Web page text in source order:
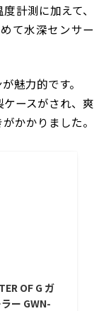
計測に加えて、
て水深センサー
魅力的です。
ースがされ、爽
かかりました。
OF G ガ
ー GWN-